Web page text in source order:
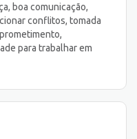
boa comunicação,
conflitos, tomada
para trabalhar em